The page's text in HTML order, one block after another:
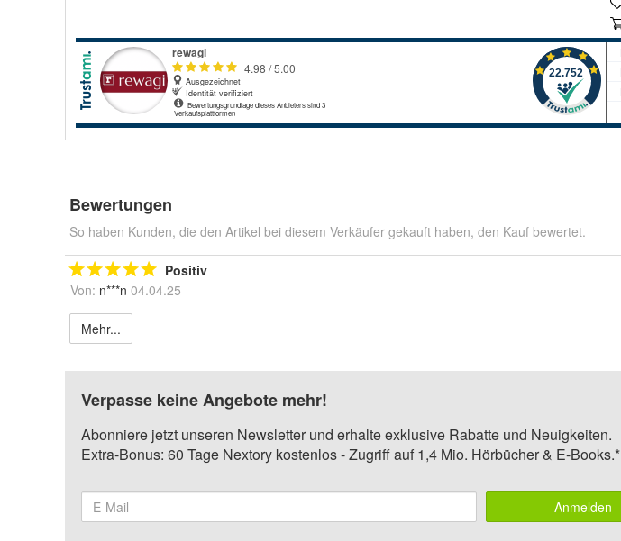
Bewertungen
So haben Kunden, die den Artikel bei diesem Verkäufer gekauft haben, den Kauf bewertet.
Positiv
Von: n***n 04.04.25
Mehr...
Verpasse keine Angebote mehr!
Abonniere jetzt unseren Newsletter und erhalte exklusive Rabatte und Neuigkeiten.
Extra-Bonus: 60 Tage Nextory kostenlos - Zugriff auf 1,4 Mio. Hörbücher & E-Books.*
Anmelden